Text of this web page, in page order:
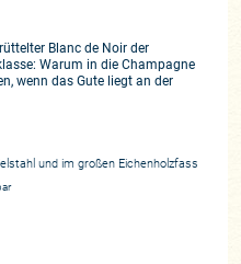
Blanc de Noir der
Warum in die Champagne
wenn das Gute liegt an der
und im großen Eichenholzfass